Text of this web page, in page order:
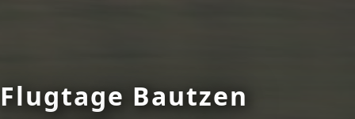
Flugtage Bautzen